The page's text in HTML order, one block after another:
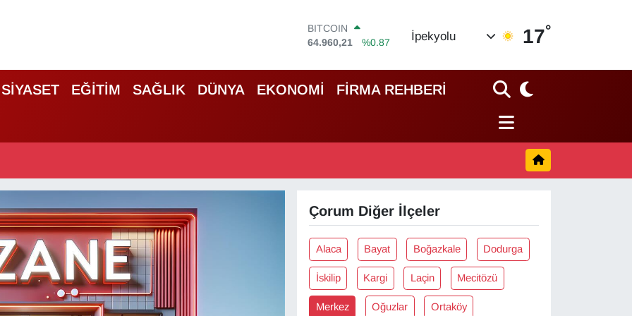
BITCOIN
64.960,21
%0.87
47,7436
%0.18
EURO
55,2510
%0.32
GRAM ALTIN
İpekyolu 17°
SİYASET EĞİTİM SAĞLIK DÜNYA EKONOMİ FİRMA REHBERİ
Çorum Diğer İlçeler
Alaca Bayat Boğazkale Dodurga
İskilip Kargi Laçin Mecitözü
Merkez Oğuzlar Ortaköy